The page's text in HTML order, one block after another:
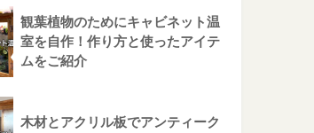
観葉植物のためにキャビネット温
室を自作！作り方と使ったアイテ
ムをご紹介
木材とアクリル板でアンティーク